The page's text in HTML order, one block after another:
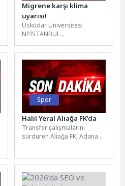
Migrene karşı klima
uyarısı!
Üsküdar Üniversitesi
NPİSTANBUL
Dr. Celal Şalçini, Migren ve
Şiddetli Baş Ağrısı
Farkındalık Ayı
kapsamında, yaz...
Spor
Halil Yeral Aliağa FK’da
Transfer çalışmalarını
sürdüren Aliağa FK, Adana